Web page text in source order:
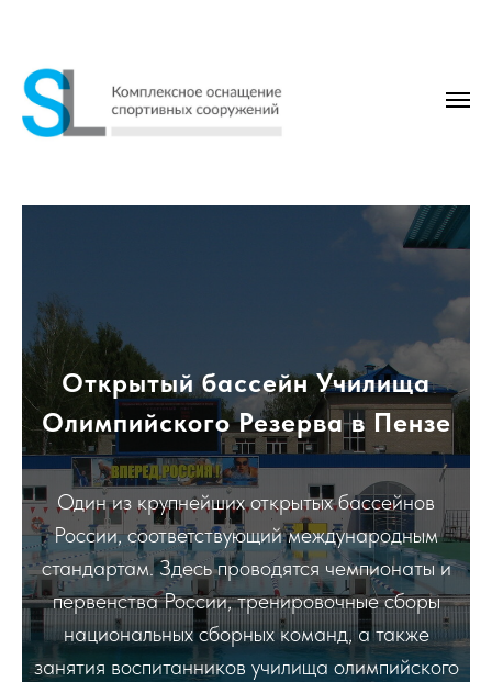
Открытый бассейн Училища
Олимпийского Резерва в Пензе
Один из крупнейших открытых бассейнов
России, соответствующий международным
стандартам. Здесь проводятся чемпионаты и
первенства России, тренировочные сборы
национальных сборных команд, а также
занятия воспитанников училища олимпийского